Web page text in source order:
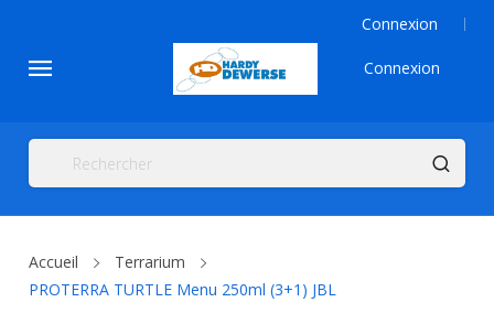
Connexion
Connexion
Accueil
Terrarium
PROTERRA TURTLE Menu 250ml (3+1) JBL